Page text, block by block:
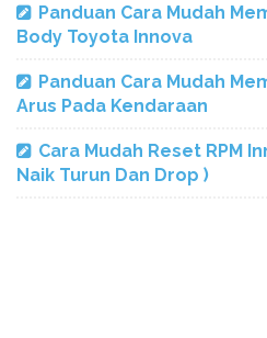
Panduan Cara Mudah
Body Toyota Innova
Panduan Cara Mudah
Arus Pada Kendaraan
Cara Mudah Reset RPM
Naik Turun Dan Drop )